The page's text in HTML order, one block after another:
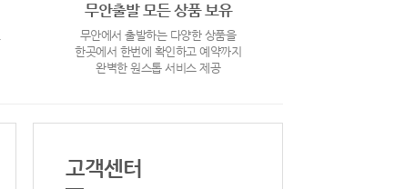
무안출발 모든 상품 보유
무안에서 출발하는 다양한 상품을
한곳에서 한번에 확인하고 예약까지
완벽한 원스톱 서비스 제공
고객센터